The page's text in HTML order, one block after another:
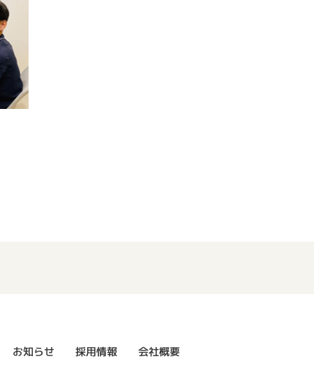
お知らせ 採用情報 会社概要